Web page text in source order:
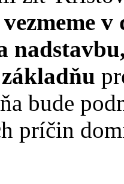
bude
príčin